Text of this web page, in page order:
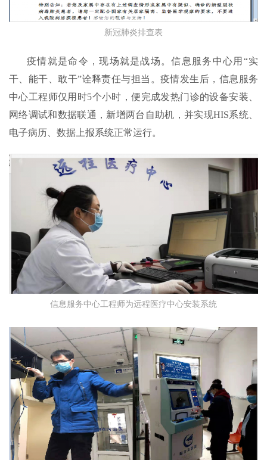
新冠肺炎排查表
疫情就是命令，现场就是战场。信息服务中心用“实
干、能干、敢干”诠释责任与担当。疫情发生后，信息服务
中心工程师仅用时5个小时，便完成发热门诊的设备安装、
网络调试和数据联通，新增两台自助机，并实现HIS系统、
电子病历、数据上报系统正常运行。
信息服务中心工程师为远程医疗中心安装系统